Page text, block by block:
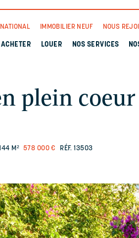
IMMOBILIER NEUF NOUS
ACHETER LOUER NOS SERVICES
plein coeur
M² 578 000 € RÉF. 13503